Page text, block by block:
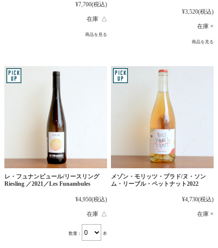
¥7,700(税込)
在庫 △
商品を見る
¥3,520(税込)
在庫 ×
商品を見る
レ・フュナンビュール/リースリング
Riesling ／2021／Les Funambules
¥4,950(税込)
在庫 △
数量： 本
メゾン・モリッツ・プラド/ヌ・ソン
ム・リーブル・ペットナット2022
¥4,730(税込)
在庫 ×